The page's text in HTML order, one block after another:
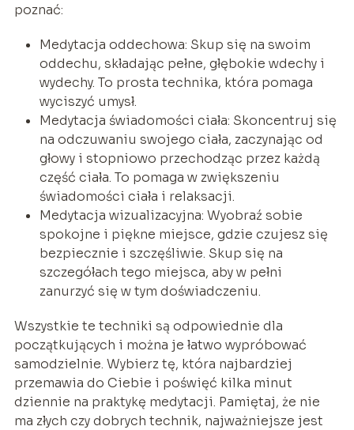
poznać:
Medytacja oddechowa: Skup się na swoim
oddechu, składając pełne, głębokie wdechy i
wydechy. To prosta technika, która pomaga
wyciszyć umysł.
Medytacja świadomości ciała: Skoncentruj się
na odczuwaniu swojego ciała, zaczynając od
głowy i stopniowo przechodząc przez każdą
część ciała. To pomaga w zwiększeniu
świadomości ciała i relaksacji.
Medytacja wizualizacyjna: Wyobraź sobie
spokojne i piękne miejsce, gdzie czujesz się
bezpiecznie i szczęśliwie. Skup się na
szczegółach tego miejsca, aby w pełni
zanurzyć się w tym doświadczeniu.
Wszystkie te techniki są odpowiednie dla
początkujących i można je łatwo wypróbować
samodzielnie. Wybierz tę, która najbardziej
przemawia do Ciebie i poświęć kilka minut
dziennie na praktykę medytacji. Pamiętaj, że nie
ma złych czy dobrych technik, najważniejsze jest